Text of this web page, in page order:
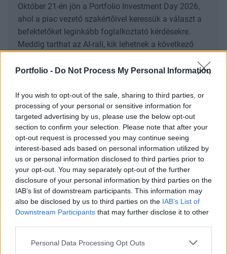
Portfolio - Do Not Process My Personal Information
If you wish to opt-out of the sale, sharing to third parties, or
processing of your personal or sensitive information for
targeted advertising by us, please use the below opt-out
section to confirm your selection. Please note that after your
opt-out request is processed you may continue seeing
interest-based ads based on personal information utilized by
us or personal information disclosed to third parties prior to
your opt-out. You may separately opt-out of the further
disclosure of your personal information by third parties on the
IAB’s list of downstream participants. This information may
also be disclosed by us to third parties on the IAB’s List of
Downstream Participants that may further disclose it to other
Personal Data Processing Opt Outs
Október 21-én jön a Portfolio Investment Day 2026,
ahol a piac vezető szakértőivel keressük a választ a
befektetőket leginkább foglalkoztató kérdésekre.
Meddig tarthat az AI-rali, kik lehetnek a következő
kötvény-, nyersanyag- és kriptopiacokon, és hogyan
világban? Jelentkezz most, és szerezz első kézből
befektetési ötleteket!
Információ és jelentkezés
A Morgan Stanley az elemzésében áttekintette,
milyen lehetőségek vannak a devizákban.
Elemzésükben egyet emelnek ki, amelyben 10 éve
nem látott lehetőségek lehetnek.
olyan európai országról van szó, amit évek óta